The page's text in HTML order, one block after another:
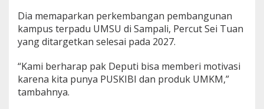
Dia memaparkan perkembangan pembangunan
kampus terpadu UMSU di Sampali, Percut Sei Tuan
yang ditargetkan selesai pada 2027.
“Kami berharap pak Deputi bisa memberi motivasi
karena kita punya PUSKIBI dan produk UMKM,”
tambahnya.